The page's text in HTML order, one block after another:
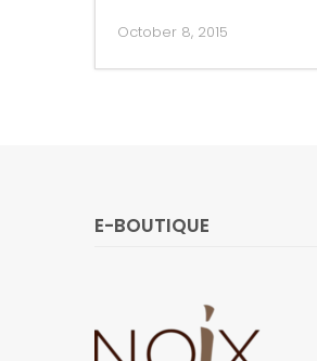
October 8, 2015
E-BOUTIQUE